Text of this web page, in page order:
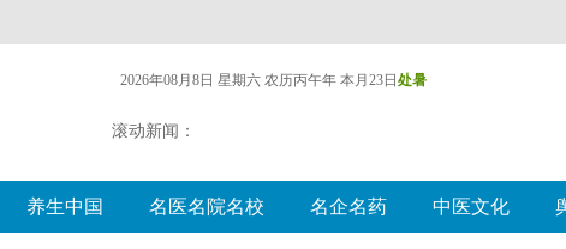
2026年08月8日 星期六 农历丙午年 本月23日 处暑
滚动新闻：
养生中国 名医名院名校 名企名药 中医文化